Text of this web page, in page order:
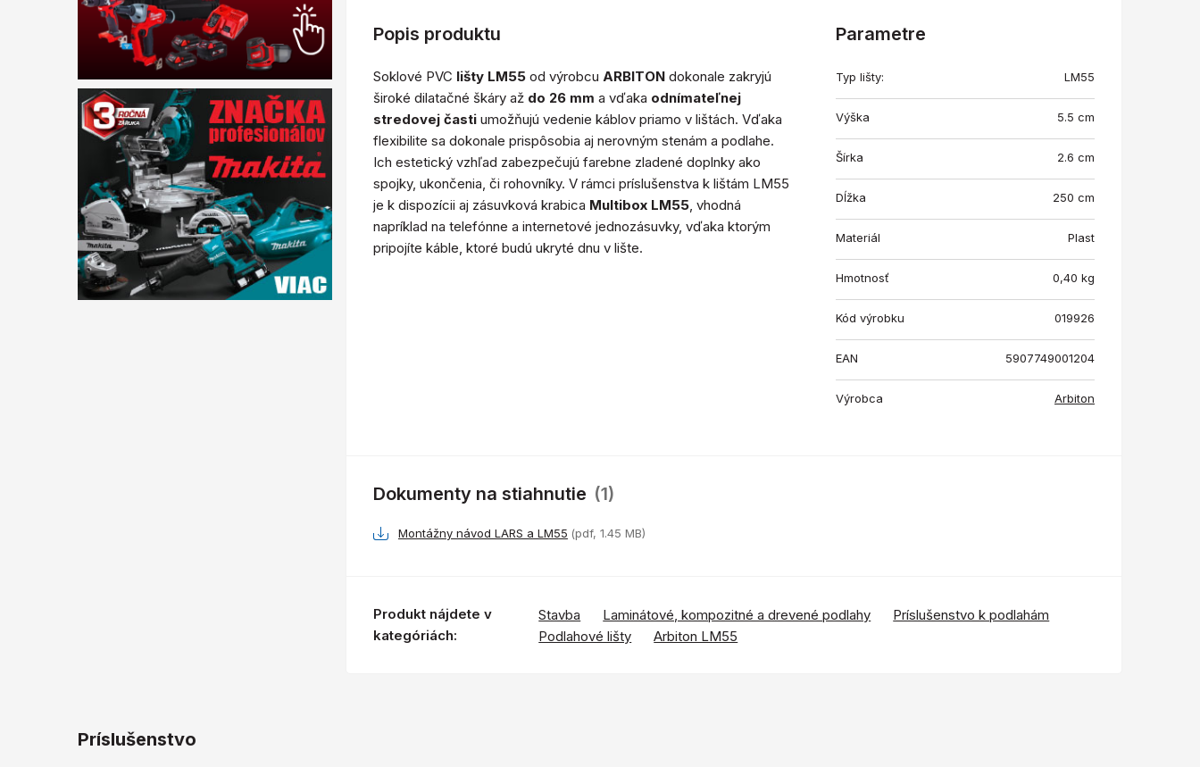
Popis produktu
Soklové PVC lišty LM55 od výrobcu ARBITON dokonale zakryjú
široké dilatačné škáry až do 26 mm a vďaka odnímateľnej
stredovej časti umožňujú vedenie káblov priamo v lištách. Vďaka
flexibilite sa dokonale prispôsobia aj nerovným stenám a podlahe.
Ich estetický vzhľad zabezpečujú farebne zladené doplnky ako
spojky, ukončenia, či rohovníky. V rámci príslušenstva k lištám LM55
je k dispozícii aj zásuvková krabica Multibox LM55, vhodná
napríklad na telefónne a internetové jednozásuvky, vďaka ktorým
pripojíte káble, ktoré budú ukryté dnu v lište.
Parametre
Typ lišty: LM55
Výška 5.5 cm
Šírka 2.6 cm
Dĺžka 250 cm
Materiál Plast
Hmotnosť 0,40 kg
Kód výrobku 019926
EAN 5907749001204
Výrobca Arbiton
Dokumenty na stiahnutie (1)
Montážny návod LARS a LM55 (pdf, 1.45 MB)
Produkt nájdete v
kategóriách:
Stavba Laminátové, kompozitné a drevené podlahy
Príslušenstvo k podlahám
Podlahové lišty
Arbiton LM55
Príslušenstvo